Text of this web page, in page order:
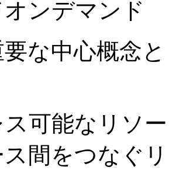
ンデマンド
な中心概念
ス可能なリソ
ス間をつなぐ